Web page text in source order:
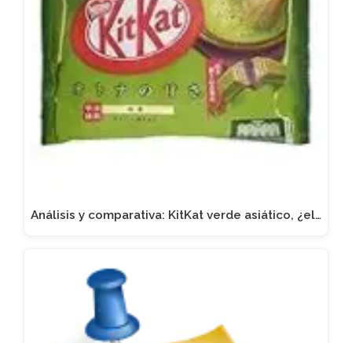
Análisis y comparativa: KitKat verde asiático, ¿el…